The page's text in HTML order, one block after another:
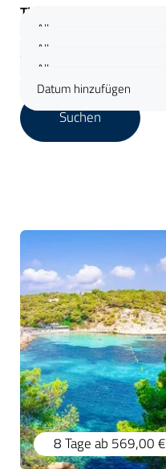
Alle
Themen
Alle
Reisedauer
Alle
Zeitraum
Datum hinzufügen
Suchen
8 Tageab 569,00 €